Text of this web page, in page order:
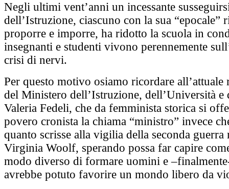
Negli ultimi vent’anni un incessante
dell’Istruzione, ciascuno con la sua “epocale”
proporre e imporre, ha ridotto la scuola in
insegnanti e studenti vivono perennemente
crisi di nervi.
Per questo motivo osiamo ricordare all’attuale
del Ministero dell’Istruzione, dell’Università e
Valeria Fedeli, che da femminista storica si
povero cronista la chiama “ministro” invece
quanto scrisse alla vigilia della seconda guerra
Virginia Woolf, sperando possa far capire
modo diverso di formare uomini e
avrebbe potuto favorire un mondo libero da